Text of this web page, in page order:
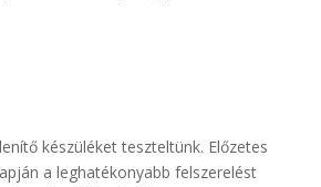
készüléket teszteltünk. Előzetes
a leghatékonyabb felszerelést